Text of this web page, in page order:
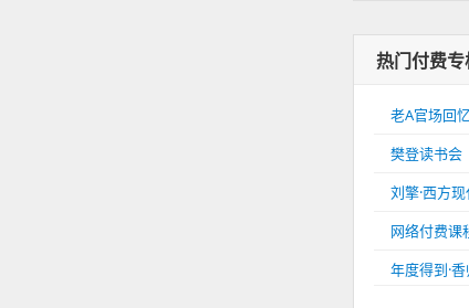
热门付费专
老A官场回
樊登读书会
刘擎·西方
网络付费课
年度得到·